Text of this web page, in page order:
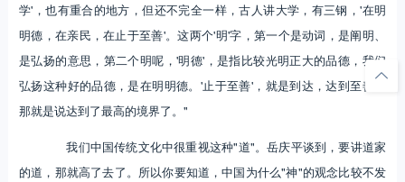
学'，也有重合的地方，但还不完全一样，古人讲大学，有三钢，'在明
明德，在亲民，在止于至善'。这两个'明'字，第一个是动词，是阐明、
是弘扬的意思，第二个明呢，'明德'，是指比较光明正大的品德，我们
弘扬这种好的品德，是在明明德。'止于至善'，就是到达，达到至善，
那就是说达到了最高的境界了。"
我们中国传统文化中很重视这种"道"。岳庆平谈到，要讲道家
的道，那就高了去了。所以你要知道，中国为什么"神"的观念比较不发